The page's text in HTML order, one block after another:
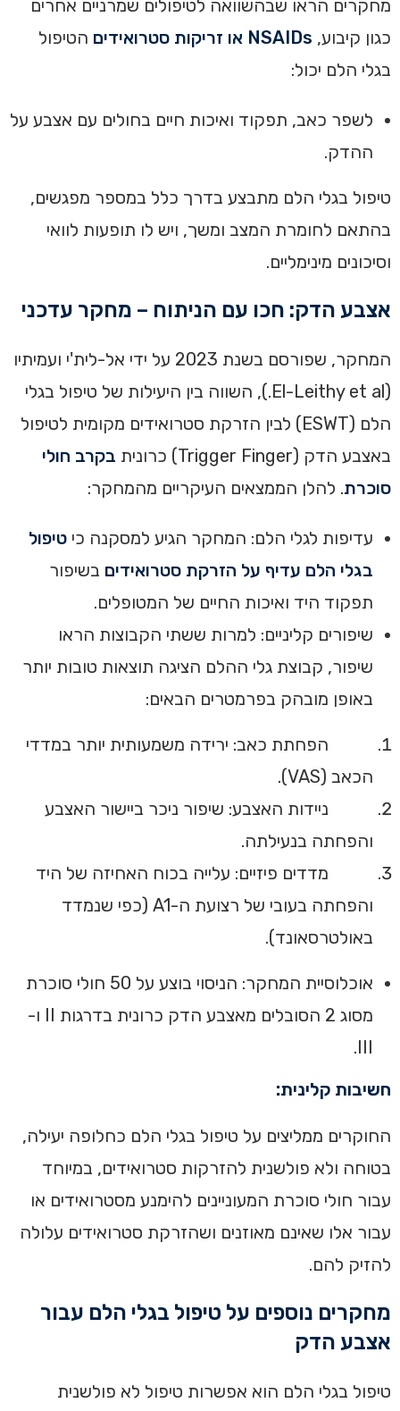
מחקרים הראו שבהשוואה לטיפולים שמרניים אחרים
כגון קיבוע, NSAIDs או זריקות סטרואידים
הטיפול
בגלי הלם יכול:
לשפר כאב, תפקוד ואיכות חיים בחולים עם אצבע על
ההדק.
טיפול בגלי הלם מתבצע בדרך כלל במספר מפגשים,
בהתאם לחומרת המצב ומשך, ויש לו תופעות לוואי
וסיכונים מינימליים.
אצבע הדק: חכו עם הניתוח – מחקר עדכני
המחקר, שפורסם בשנת 2023 על ידי אל-לית'י ועמיתיו
(El-Leithy et al.), השווה בין היעילות של טיפול בגלי
הלם (ESWT) לבין הזרקת סטרואידים מקומית לטיפול
באצבע הדק (Trigger Finger) כרונית
בקרב חולי
סוכרת. להלן הממצאים העיקריים מהמחקר:
עדיפות לגלי הלם: המחקר הגיע למסקנה כי טיפול
בגלי הלם עדיף על הזרקת סטרואידים בשיפור
תפקוד היד ואיכות החיים של המטופלים.
שיפורים קליניים: למרות ששתי הקבוצות הראו
שיפור, קבוצת גלי ההלם הציגה תוצאות טובות יותר
באופן מובהק בפרמטרים הבאים:
הפחתת כאב: ירידה משמעותית יותר במדדי
הכאב (VAS).
ניידות האצבע: שיפור ניכר ביישור האצבע
והפחתה בנעילתה.
מדדים פיזיים: עלייה בכוח האחיזה של היד
והפחתה בעובי של רצועת ה-A1 (כפי שנמדד
באולטרסאונד).
אוכלוסיית המחקר: הניסוי בוצע על 50 חולי סוכרת
מסוג 2 הסובלים מאצבע הדק כרונית בדרגות II ו-
III‏.
חשיבות קלינית:
החוקרים ממליצים על טיפול בגלי הלם כחלופה יעילה,
בטוחה ולא פולשנית להזרקות סטרואידים, במיוחד
עבור חולי סוכרת המעוניינים להימנע מסטרואידים או
עבור אלו שאינם מאוזנים ושהזרקת סטרואידים עלולה
להזיק להם.
מחקרים נוספים על טיפול בגלי הלם עבור
אצבע הדק
טיפול בגלי הלם הוא אפשרות טיפול לא פולשנית